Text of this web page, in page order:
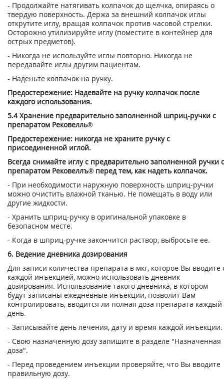
- Продолжайте натягивать колпачок до щелчка, опираясь о
твердую поверхность. Держа за внешний колпачок иглы
открутите иглу, вращая колпачок против часо­вой стрелки.
Осторожно утилизируйте иглу (поместите в контейнер для
острых предметов).
- Никогда не используйте иглы повторно. Никогда не
передавайте иглы другим па­циентам.
- Наденьте колпачок на ручку.
Предостережение: Надевайте на ручку колпачок после
каждого использования.
5.4 Хранение предварительно заполненной шприц-ручки с
препаратом Рековелль®
Предостережение: никогда не храните ручку с
присоединенной иглой.
Всегда снимайте иглу с предварительно заполненной ручки с
препаратом Рековеллъ® перед тем, как надеть колпачок.
- При необходимости наружную поверхность шприц-ручки
можно очистить влажной тканью. Не помещать в воду или
другие жидкости.
- Хранить шприц-ручку в оригинальной упаковке в
безопасном месте.
- Когда в шприц-ручке закончится раствор, выбросьте ее.
6. Ведение дневника дозирования
Для записи количества препарата в мкг, которое Вы вводите
каждой инъекцией, можно использовать дневник
дозирования. Использование такого дневника, в котором
будут за­писаны ежедневные инъекции, позволит Вам
контролировать, вводится ли полная доза препарата каждый
день.
- Записывайте день лечения, дату и время каждой инъекции.
- Свою назначенную дозу запишите в разделе "Назначенная
доза".
- Перед проведением инъекции проверяйте, что Вы вводите
правильную дозу.